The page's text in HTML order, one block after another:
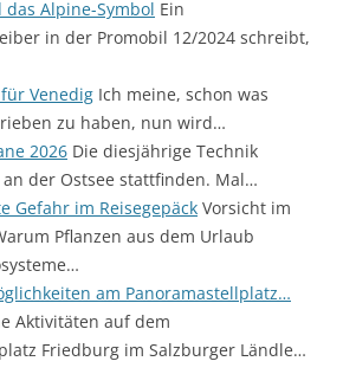
das Alpine-Symbol Ein
in der Promobil 12/2024 schreibt,
Venedig Ich meine, schon was
zu haben, nun wird…
2026 Die diesjährige Technik
an der Ostsee stattfinden. Mal…
Gefahr im Reisegepäck Vorsicht im
Pflanzen aus dem Urlaub
am Panoramastellplatz…
Aktivitäten auf dem
Friedburg im Salzburger Ländle…